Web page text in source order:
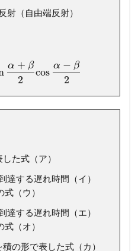
射（自由端反射）
α + β
2
cos
α − β
2
た式（ア）
達する遅れ時間（イ）
式（ウ）
達する遅れ時間（エ）
式（オ）
積の形で表した式（カ）